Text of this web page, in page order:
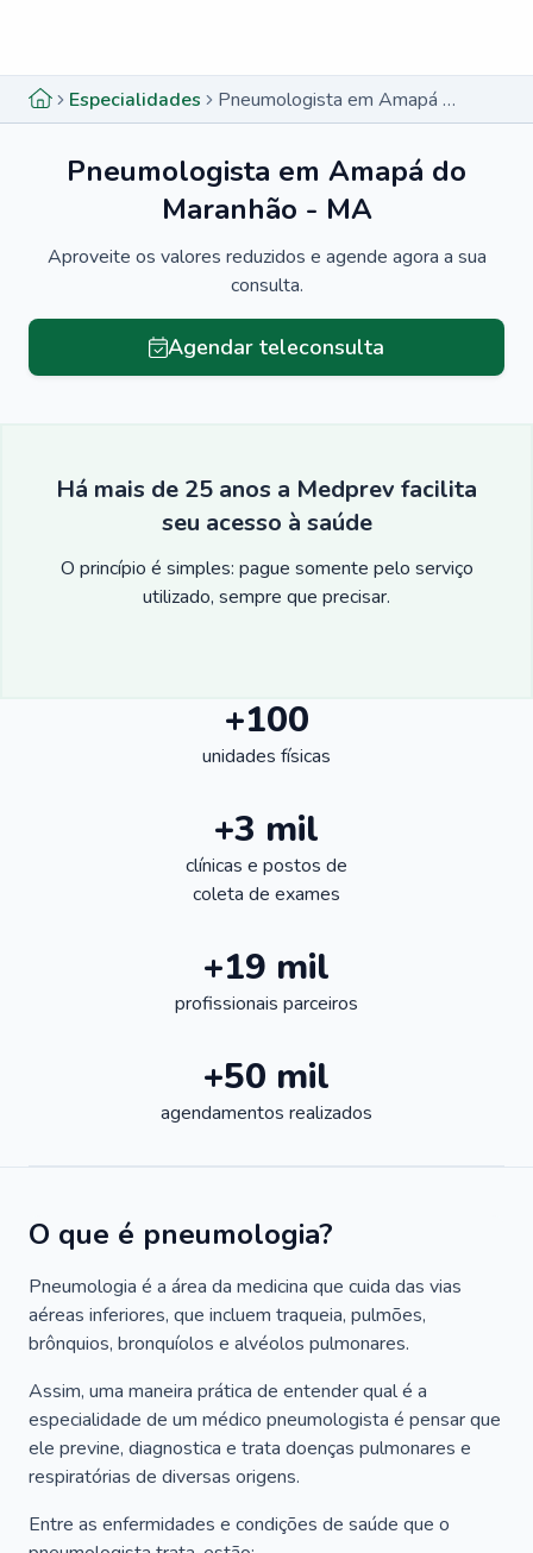
Especialidades Pneumologista em Amapá do Maranhão - MA
Pneumologista em Amapá do
Maranhão - MA
Aproveite os valores reduzidos e agende agora a sua
consulta.
Agendar teleconsulta
Há mais de 25 anos a Medprev facilita
seu acesso à saúde
O princípio é simples: pague somente pelo serviço
utilizado, sempre que precisar.
+100
unidades físicas
+3 mil
clínicas e postos de
coleta de exames
+19 mil
profissionais parceiros
+50 mil
agendamentos realizados
O que é pneumologia?
Pneumologia é a área da medicina que cuida das vias
aéreas inferiores, que incluem traqueia, pulmões,
brônquios, bronquíolos e alvéolos pulmonares.
Assim, uma maneira prática de entender qual é a
especialidade de um médico pneumologista é pensar que
ele previne, diagnostica e trata doenças pulmonares e
respiratórias de diversas origens.
Entre as enfermidades e condições de saúde que o